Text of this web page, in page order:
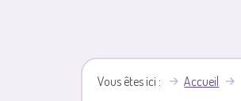
Vous êtes ici Accueil